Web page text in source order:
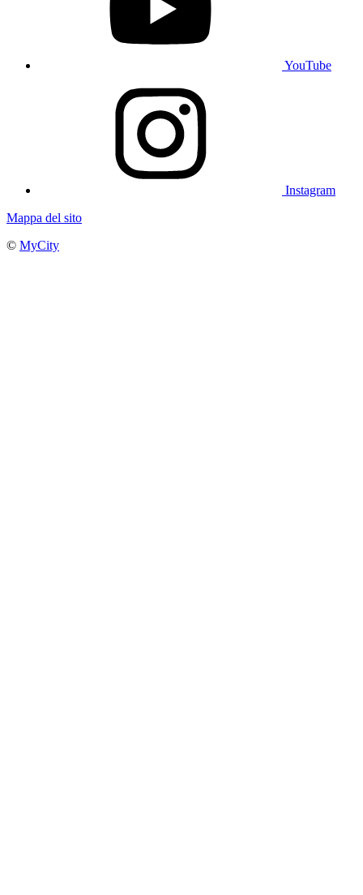
YouTube
Instagram
Mappa del sito
© MyCity